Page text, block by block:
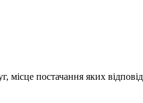
місце постачання яких